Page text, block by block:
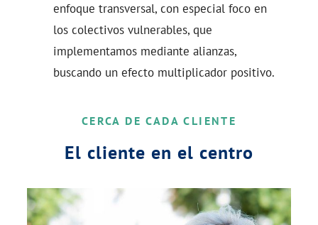
enfoque transversal, con especial foco en
los colectivos vulnerables, que
implementamos mediante alianzas,
buscando un efecto multiplicador positivo.
CERCA DE CADA CLIENTE
El cliente en el centro